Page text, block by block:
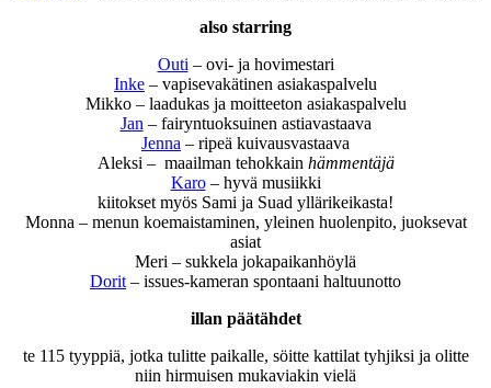
also starring
Outi – ovi- ja hovimestari
Inke – vapisevakätinen asiakaspalvelu
Mikko – laadukas ja moitteeton asiakaspalvelu
Jan – fairyntuoksuinen astiavastaava
Jenna – ripeä kuivausvastaava
Aleksi – maailman tehokkain hämmentäjä
Karo– hyvä musiikki
kiitokset myös Sami ja Suad yllärikeikasta!
Monna – menun koemaistaminen, yleinen huolenpito, juoksevat
asiat
Meri – sukkela jokapaikanhöylä
Dorit – issues-kameran spontaani haltuunotto
illan päätähdet
te 115 tyyppiä, jotka tulitte paikalle, söitte kattilat tyhjiksi ja olitte
niin hirmuisen mukaviakin vielä